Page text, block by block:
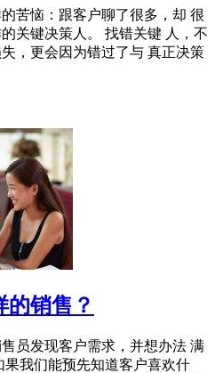
苦恼：跟客户聊了很多，却 很
关键决策人。 找错关键 人，不
，更会因为错过了与 真正决策
的销售？
员发现客户需求，并想办法 满
果我们能预先知道客户喜欢什